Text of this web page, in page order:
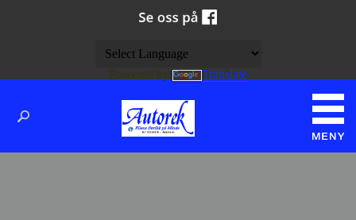
Powered by Translate